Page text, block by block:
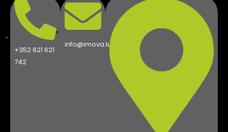
+352 621 621
742
info@imova.lu